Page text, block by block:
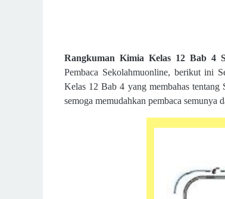
Rangkuman Kimia Kelas 12 Bab 4
Pembaca Sekolahmuonline, berikut ini
Kelas 12 Bab 4 yang membahas tentang
semoga memudahkan pembaca semunya